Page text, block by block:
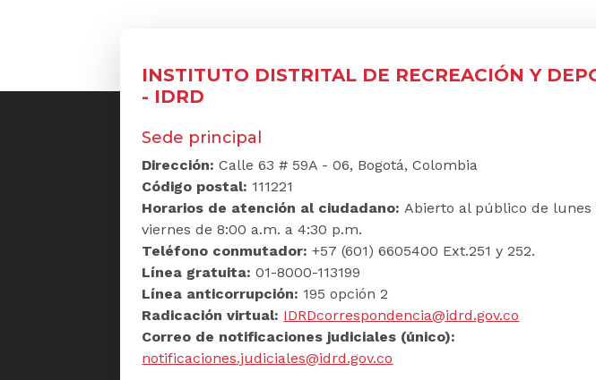
INSTITUTO DISTRITAL DE RECREACIÓN Y
- IDRD
Sede principal
Dirección: Calle 63 # 59A - 06, Bogotá, Colombia
Código postal: 111221
Horarios de atención al ciudadano:Abierto al público de lunes
viernes de 8:00 a.m. a 4:30 p.m.
Teléfono conmutador: +57 (601) 6605400 Ext.251 y 252.
Línea gratuita: 01-8000-113199
Línea anticorrupción: 195 opción 2
Radicación virtual: IDRDcorrespondencia@idrd.gov.co
Correo de notificaciones judiciales (único):
notificaciones.judiciales@idrd.gov.co